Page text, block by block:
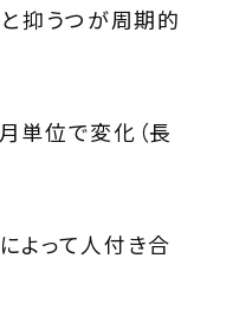
抑うつが周期的
単位で変化（長
よって人付き合